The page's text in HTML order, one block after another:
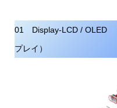
01 Display-LCD / OLED
プレイ）